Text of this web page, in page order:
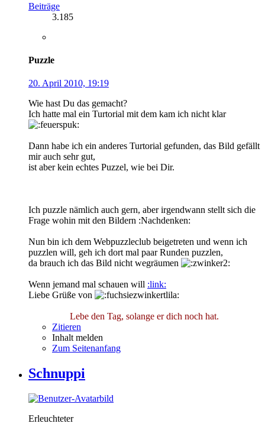
Beiträge
3.185
Puzzle
20. April 2010, 19:19
Wie hast Du das gemacht?
Ich hatte mal ein Turtorial mit dem kam ich nicht klar
Dann habe ich ein anderes Turtorial gefunden, das Bild gefällt
mir auch sehr gut,
ist aber kein echtes Puzzel, wie bei Dir.
Ich puzzle nämlich auch gern, aber irgendwann stellt sich die
Frage wohin mit den Bildern :Nachdenken:
Nun bin ich dem Webpuzzleclub beigetreten und wenn ich
puzzlen will, geh ich dort mal paar Runden puzzlen,
da brauch ich das Bild nicht wegräumen
Wenn jemand mal schauen will :link:
Liebe Grüße von
Lebe den Tag, solange er dich noch hat.
Zitieren
Inhalt melden
Zum Seitenanfang
Schnuppi
Erleuchteter